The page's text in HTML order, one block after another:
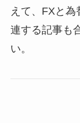
えて、FXと
連する記事も
い。